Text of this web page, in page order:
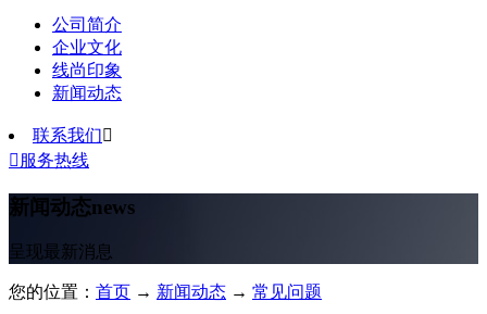
公司简介
企业文化
线尚印象
新闻动态
联系我们
 服务热线
新闻动态news
呈现最新消息
您的位置： 首页 → 新闻动态 → 常见问题